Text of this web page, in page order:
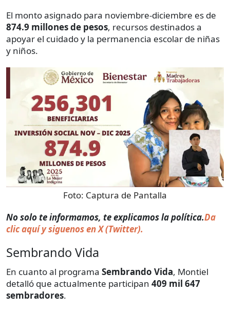
El monto asignado para noviembre-diciembre es de
874.9 millones de pesos, recursos destinados a
apoyar el cuidado y la permanencia escolar de niñas
y niños.
Foto: Captura de Pantalla
No solo te informamos, te explicamos la política.Da
clic aquí y siguenos en X (Twitter).
Sembrando Vida
En cuanto al programa Sembrando Vida, Montiel
detalló que actualmente participan 409 mil 647
sembradores.